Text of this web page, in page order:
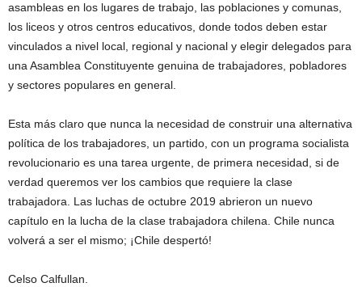
asambleas en los lugares de trabajo, las poblaciones y comunas,
los liceos y otros centros educativos, donde todos deben estar
vinculados a nivel local, regional y nacional y elegir delegados para
una Asamblea Constituyente genuina de trabajadores, pobladores
y sectores populares en general.
Esta más claro que nunca la necesidad de construir una alternativa
política de los trabajadores, un partido, con un programa socialista
revolucionario es una tarea urgente, de primera necesidad, si de
verdad queremos ver los cambios que requiere la clase
trabajadora. Las luchas de octubre 2019 abrieron un nuevo
capítulo en la lucha de la clase trabajadora chilena. Chile nunca
volverá a ser el mismo; ¡Chile despertó!
Celso Calfullan.